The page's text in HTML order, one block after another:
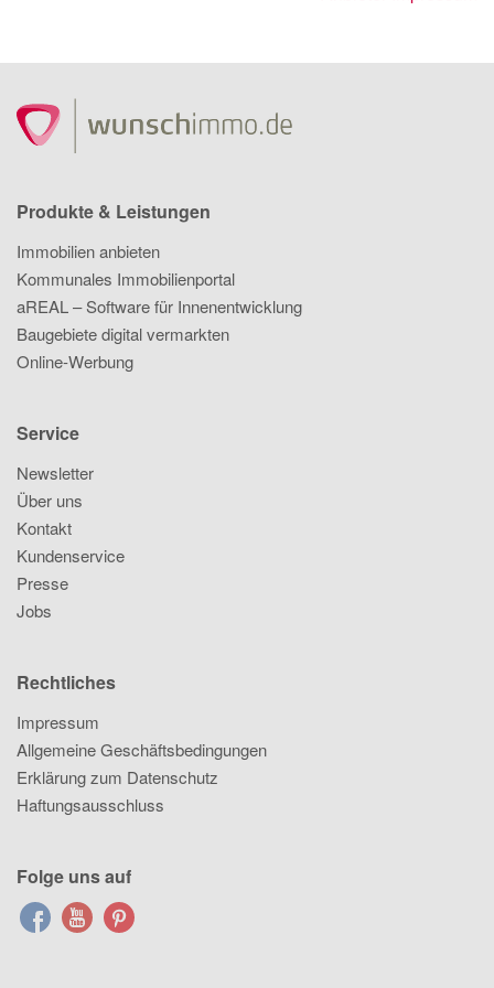
Produkte & Leistungen
Immobilien anbieten
Kommunales Immobilienportal
aREAL – Software für Innenentwicklung
Baugebiete digital vermarkten
Online-Werbung
Service
Newsletter
Über uns
Kontakt
Kundenservice
Presse
Jobs
Rechtliches
Impressum
Allgemeine Geschäftsbedingungen
Erklärung zum Datenschutz
Haftungsausschluss
Folge uns auf